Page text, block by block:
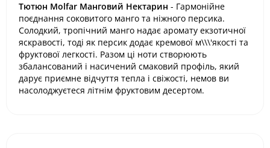
Тютюн Molfar Манговий Нектарин - Гармонійне
поєднання соковитого манго та ніжного персика.
Солодкий, тропічний манго надає аромату екзотичної
яскравості, тоді як персик додає кремової м\\\'якості та
фруктової легкості. Разом ці ноти створюють
збалансований і насичений смаковий профіль, який
дарує приємне відчуття тепла і свіжості, немов ви
насолоджуєтеся літнім фруктовим десертом.